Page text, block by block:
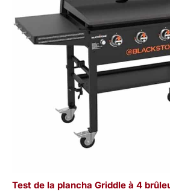
Test de la plancha Griddle à 4